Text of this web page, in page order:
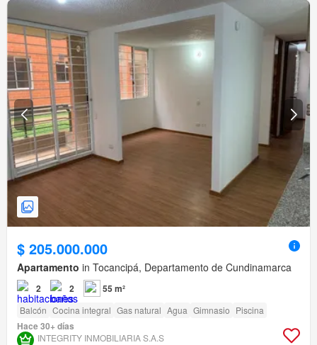
$ 205.000.000
Apartamento in Tocancipá, Departamento de Cundinamarca
2 2 55 m²
Balcón Cocina integral Gas natural Agua Gimnasio Piscina
Hace 30+ días
INTEGRITY INMOBILIARIA S.A.S